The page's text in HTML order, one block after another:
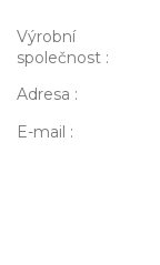
Výrobní
společnost :
Adresa :
E-mail :